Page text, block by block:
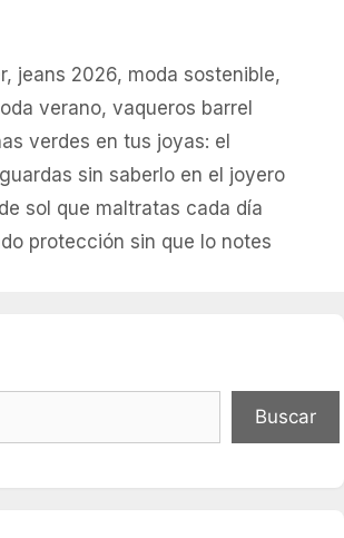
, jeans 2026, moda sostenible,
verano, vaqueros barrel
verdes en tus joyas: el
sin saberlo en el joyero
sol que maltratas cada día
protección sin que lo notes
Buscar